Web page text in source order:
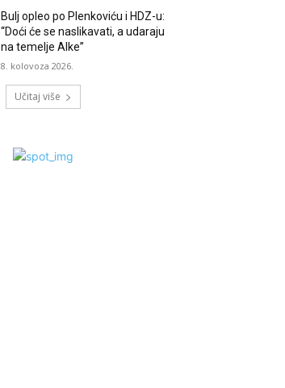
Bulj opleo po Plenkoviću i HDZ-u:
“Doći će se naslikavati, a udaraju
na temelje Alke”
8. kolovoza 2026.
Učitaj više